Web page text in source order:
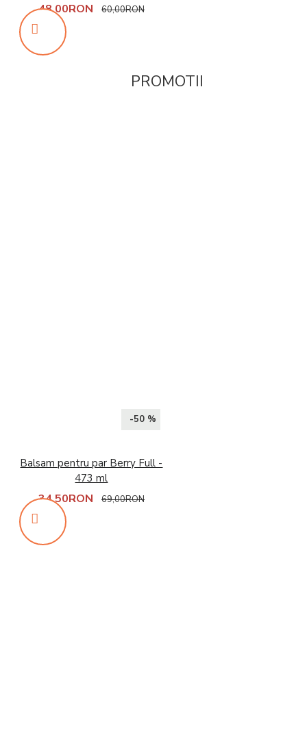
48,00RON 60,00RON
PROMOTII
-50 %
Balsam pentru par Berry Full -
473 ml
34,50RON 69,00RON